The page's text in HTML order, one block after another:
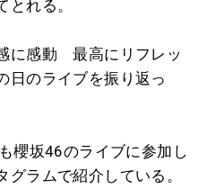
とれる。
に感動 最高にリフレッ
日のライブを振り返っ
櫻坂46のライブに参加し
ラムで紹介している。